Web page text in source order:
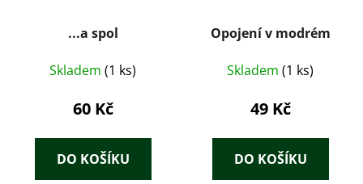
...a spol
Skladem (1 ks)
60 Kč
DO KOŠÍKU
Opojení v modrém
Skladem (1 ks)
49 Kč
DO KOŠÍKU